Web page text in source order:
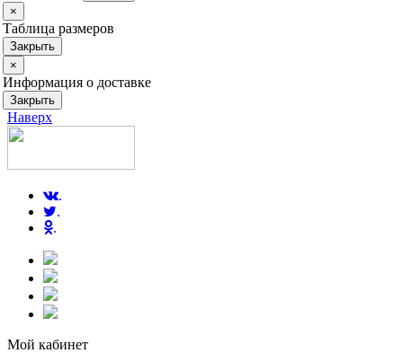
×
Таблица размеров
Закрыть
×
Информация о доставке
Закрыть
Наверх
Мой кабинет